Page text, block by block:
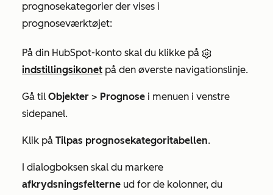
prognosekategorier der vises i
prognoseværktøjet:
På din HubSpot-konto skal du klikke på
indstillingsikonet på den øverste navigationslinje.
Gå til Objekter > Prognose i menuen i venstre
sidepanel.
Klik på Tilpas prognosekategoritabellen.
I dialogboksen skal du markere
afkrydsningsfelterne ud for de kolonner, du